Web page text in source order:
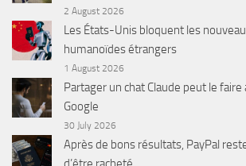
2 August 2026
Les États-Unis bloquent les
humanoïdes étrangers
1 August 2026
Partager un chat Claude peut le
Google
30 July 2026
Après de bons résultats, PayPal